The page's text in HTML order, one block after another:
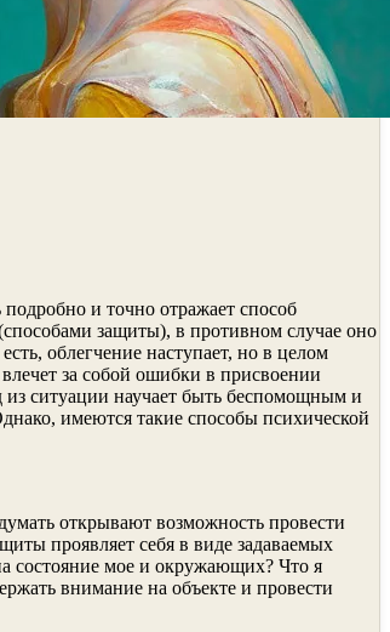
и точно отражает способ
защиты), в противном случае оно
облегчение наступает, но в целом
за собой ошибки в присвоении
из ситуации научает быть беспомощным и
имеются такие способы психической
открывают возможность провести
проявляет себя в виде задаваемых
состояние мое и окружающих? Что я
внимание на объекте и провести